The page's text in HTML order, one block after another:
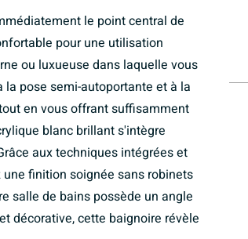
le point central de
pour une utilisation
ou luxueuse dans laquelle vous
pose semi-autoportante et à la
en vous offrant suffisamment
blanc brillant s'intègre
aux techniques intégrées et
finition soignée sans robinets
salle de bains possède un angle
décorative, cette baignoire révèle